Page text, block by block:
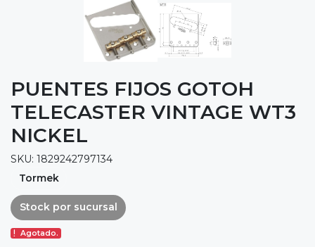
PUENTES FIJOS GOTOH
TELECASTER VINTAGE WT3
NICKEL
SKU: 1829242797134
Tormek
Stock por sucursal
Agotado.